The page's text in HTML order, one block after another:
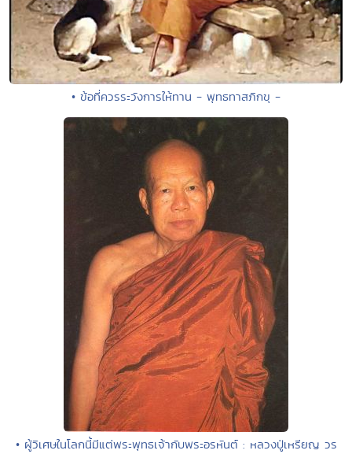
• ข้อที่ควรระวังการให้ทาน - พุทธทาสภิกขุ -
• ผู้วิเศษในโลกนี้มีแต่พระพุทธเจ้ากับพระอรหันต์ : หลวงปู่เหรียญ วร